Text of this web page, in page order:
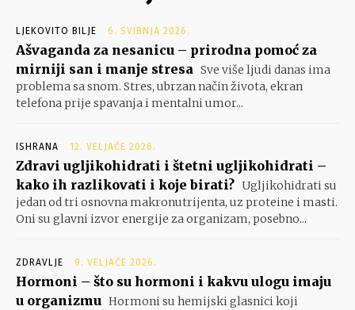
LJEKOVITO BILJE 6. SVIBNJA 2026.
Ašvaganda za nesanicu – prirodna pomoć za
mirniji san i manje stresa Sve više ljudi danas ima
problema sa snom. Stres, ubrzan način života, ekran
telefona prije spavanja i mentalni umor...
ISHRANA 12. VELJAČE 2026.
Zdravi ugljikohidrati i štetni ugljikohidrati –
kako ih razlikovati i koje birati? Ugljikohidrati su
jedan od tri osnovna makronutrijenta, uz proteine i masti.
Oni su glavni izvor energije za organizam, posebno...
ZDRAVLJE 9. VELJAČE 2026.
Hormoni – što su hormoni i kakvu ulogu imaju
u organizmu Hormoni su hemijski glasnici koji